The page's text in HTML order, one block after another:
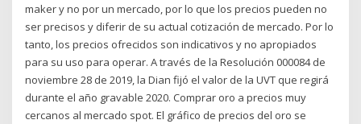
maker y no por un mercado, por lo que los precios pueden no
ser precisos y diferir de su actual cotización de mercado. Por lo
tanto, los precios ofrecidos son indicativos y no apropiados
para su uso para operar. A través de la Resolución 000084 de
noviembre 28 de 2019, la Dian fijó el valor de la UVT que regirá
durante el año gravable 2020. Comprar oro a precios muy
cercanos al mercado spot. El gráfico de precios del oro se